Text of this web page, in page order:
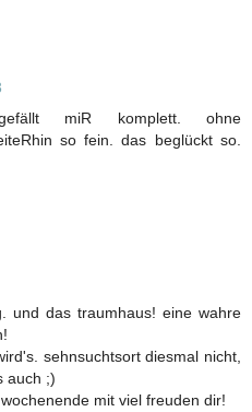
miR komplett. ohne
so fein. das beglückt so.
und das traumhaus! eine wahre
sehnsuchtsort diesmal nicht,
auch ;)
mit viel freuden dir!